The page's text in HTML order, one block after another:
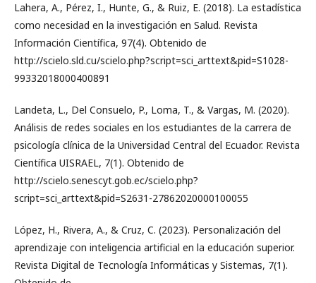
Lahera, A., Pérez, I., Hunte, G., & Ruiz, E. (2018). La estadística
como necesidad en la investigación en Salud. Revista
Información Científica, 97(4). Obtenido de
http://scielo.sld.cu/scielo.php?script=sci_arttext&pid=S1028-
99332018000400891
Landeta, L., Del Consuelo, P., Loma, T., & Vargas, M. (2020).
Análisis de redes sociales en los estudiantes de la carrera de
psicología clínica de la Universidad Central del Ecuador. Revista
Científica UISRAEL, 7(1). Obtenido de
http://scielo.senescyt.gob.ec/scielo.php?
script=sci_arttext&pid=S2631-27862020000100055
López, H., Rivera, A., & Cruz, C. (2023). Personalización del
aprendizaje con inteligencia artificial en la educación superior.
Revista Digital de Tecnología Informáticas y Sistemas, 7(1).